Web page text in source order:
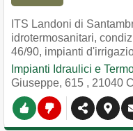
ITS Landoni di
idrotermosanitari,
46/90, impianti
Impianti Idraulici e
Giuseppe, 615 , 21040